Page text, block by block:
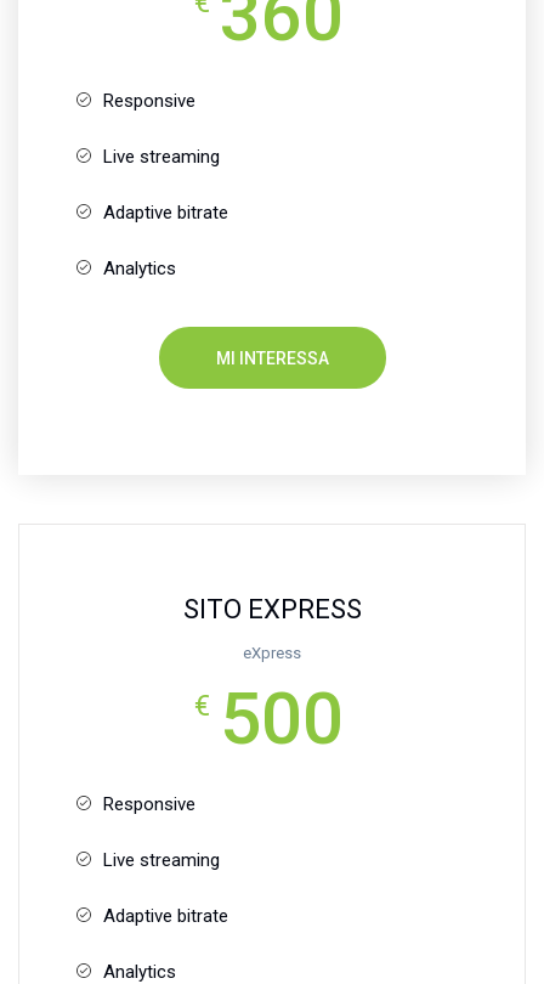
Responsive
Live streaming
Adaptive bitrate
Analytics
MI INTERESSA
SITO EXPRESS
eXpress
€ 500
Responsive
Live streaming
Adaptive bitrate
Analytics